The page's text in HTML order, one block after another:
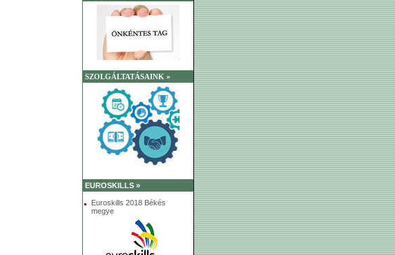
SZOLGÁLTATÁSAINK »
EUROSKILLS »
Euroskills 2018 Békés
megye